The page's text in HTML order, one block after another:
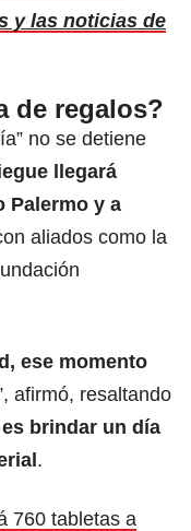
y las noticias de
de regalos?
no se detiene
llegará
Palermo y a
aliados como la
ese momento
afirmó, resaltando
es brindar un día
.
760 tabletas a